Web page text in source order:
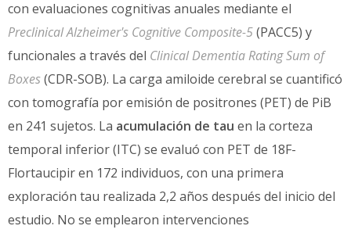
con evaluaciones cognitivas anuales mediante el
Preclinical Alzheimer's Cognitive Composite-5(PACC5) y
funcionales a través del Clinical Dementia Rating Sum of
Boxes(CDR-SOB). La carga amiloide cerebral se cuantificó
con tomografía por emisión de positrones (PET) de PiB
en 241 sujetos. La acumulación de tau en la corteza
temporal inferior (ITC) se evaluó con PET de 18F-
Flortaucipir en 172 individuos, con una primera
exploración tau realizada 2,2 años después del inicio del
estudio. No se emplearon intervenciones